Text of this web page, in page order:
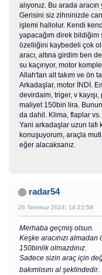
alıyoruz. Bu arada aracın
Gerisini siz zihninizde
işlemi hallolur. Kendi
yapacağım direk
özelliğini kaybedeli çok
aracı, altına girdim ben
su kaçırıyor, motor
Allah'tan alt takım ve ön
Arkadaşlar, motor İNDİ.
devirdaim, triger, v
maliyet 150bin lira.
da dahil. Klima, flaplar
Yani arkadaşlar uzun lafı
konuşuyorum, araçla
eğer alacaksanız.
radar54
26 Temmuz 2024, 14:22:58
Merhaba geçmiş olsun.
Keşke aracınızı
150binlik olmazdınız.
Sadece sizin araç için
bakımlısını al şeklindedir.